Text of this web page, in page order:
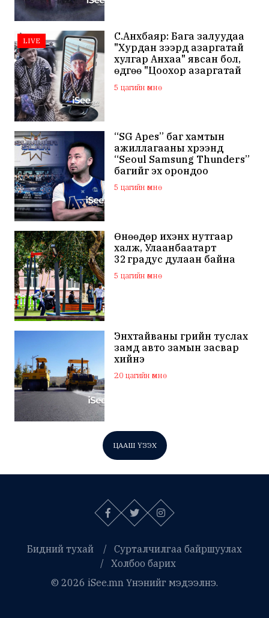
LIVE
С.Анхбаяр: Бага залуудаа
"Хурдан зээрд азаргатай
хулгар Анхаа" явсан бол,
өдгөө "Цоохор азаргатай
цоохор дээлтэй Анхаа"
болжээ
5 цагийн өмнө
“SG Apes” баг хамтын
ажиллагааны хүрээнд
“Seoul Samsung Thunders”
багийг эх орондоо
төлбөргүй авчирсан нь
Монголын сагсан бөмбөг
5 цагийн өмнө
Өнөөдөр ихэнх нутгаар
халж, Улаанбаатарт
32 градус дулаан байна
5 цагийн өмнө
Энхтайваны гүүрийн туслах
замд авто замын засвар
хийнэ
20 цагийн өмнө
ЦААШ ҮЗЭХ
Бидний тухай
Сурталчилгаа байршуулах
Холбоо барих
© 2026 iSee.mn Үнэнийг мэдээлнэ.